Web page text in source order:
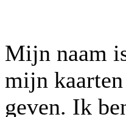
Mijn naam
mijn
geven. Ik